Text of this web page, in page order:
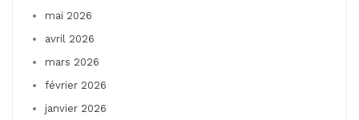
mai 2026
avril 2026
mars 2026
février 2026
janvier 2026